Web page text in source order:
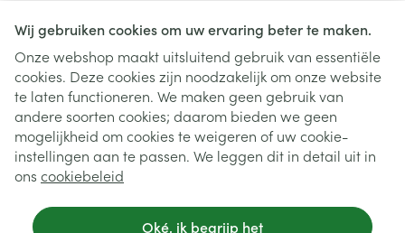
Wij gebruiken cookies om uw ervaring beter te maken.
Onze webshop maakt uitsluitend gebruik van essentiële
cookies. Deze cookies zijn noodzakelijk om onze website
te laten functioneren. We maken geen gebruik van
andere soorten cookies; daarom bieden we geen
mogelijkheid om cookies te weigeren of uw cookie-
instellingen aan te passen. We leggen dit in detail uit in
ons cookiebeleid
Oké, ik begrijp het